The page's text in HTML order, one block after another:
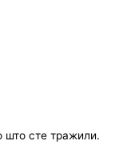
сте тражили.